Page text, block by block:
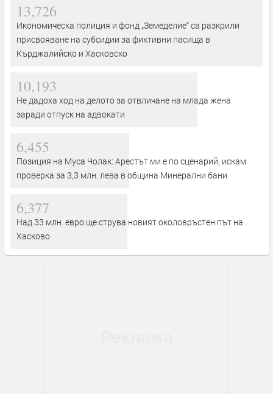
13,726
Икономическа полиция и фонд „Земеделие“ са разкрили
присвояване на субсидии за фиктивни пасища в
Кърджалийско и Хасковско
10,193
Не дадоха ход на делото за отвличане на млада жена
заради отпуск на адвокати
6,455
Позиция на Муса Чолак: Арестът ми е по сценарий, искам
проверка за 3,3 млн. лева в община Минерални бани
6,377
Над 33 млн. евро ще струва новият околовръстен път на
Хасково